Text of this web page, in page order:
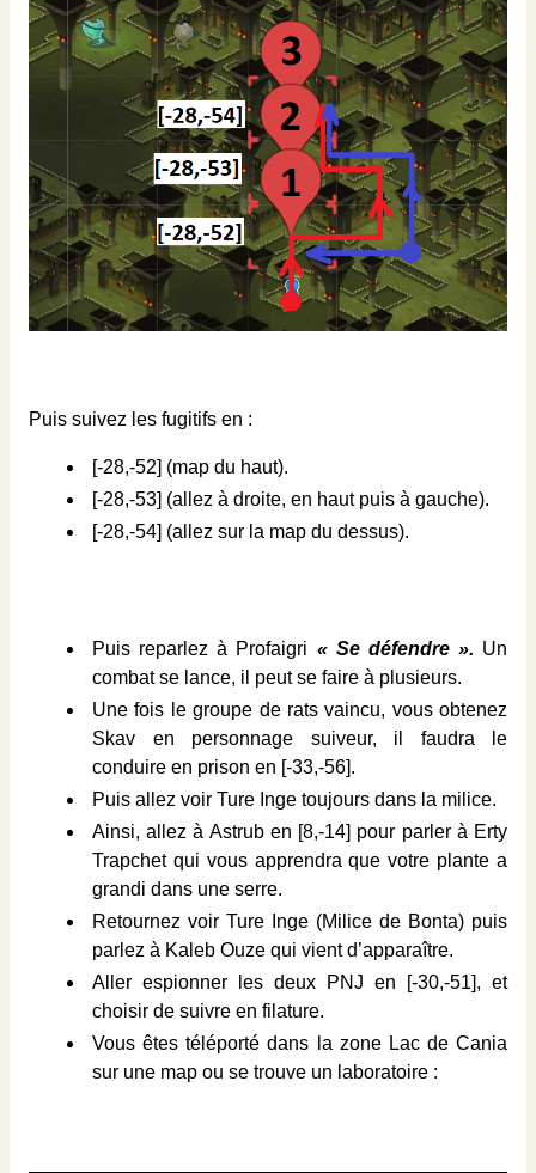
Puis suivez les fugitifs en :
[-28,-52] (map du haut).
[-28,-53] (allez à droite, en haut puis à gauche).
[-28,-54] (allez sur la map du dessus).
Puis reparlez à Profaigri « Se défendre ». Un
combat se lance, il peut se faire à plusieurs.
Une fois le groupe de rats vaincu, vous obtenez
Skav en personnage suiveur, il faudra le
conduire en prison en [-33,-56].
Puis allez voir Ture Inge toujours dans la milice.
Ainsi, allez à Astrub en [8,-14] pour parler à Erty
Trapchet qui vous apprendra que votre plante a
grandi dans une serre.
Retournez voir Ture Inge (Milice de Bonta) puis
parlez à Kaleb Ouze qui vient d’apparaître.
Aller espionner les deux PNJ en [-30,-51], et
choisir de suivre en filature.
Vous êtes téléporté dans la zone Lac de Cania
sur une map ou se trouve un laboratoire :